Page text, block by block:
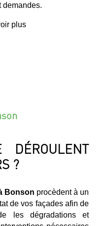
demandes.
plus
DÉROULENT
?
Bonson procèdent à un
de vos façades afin de
les dégradations et